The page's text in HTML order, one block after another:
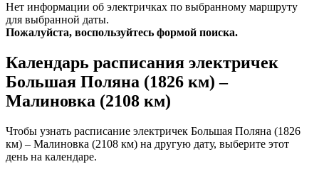
Нет информации об электричках по выбранному маршруту
для выбранной даты.
Пожалуйста, воспользуйтесь формой поиска.
Календарь расписания электричек
Большая Поляна (1826 км) –
Малиновка (2108 км)
Чтобы узнать расписание электричек Большая Поляна (1826
км) – Малиновка (2108 км) на другую дату, выберите этот
день на календаре.